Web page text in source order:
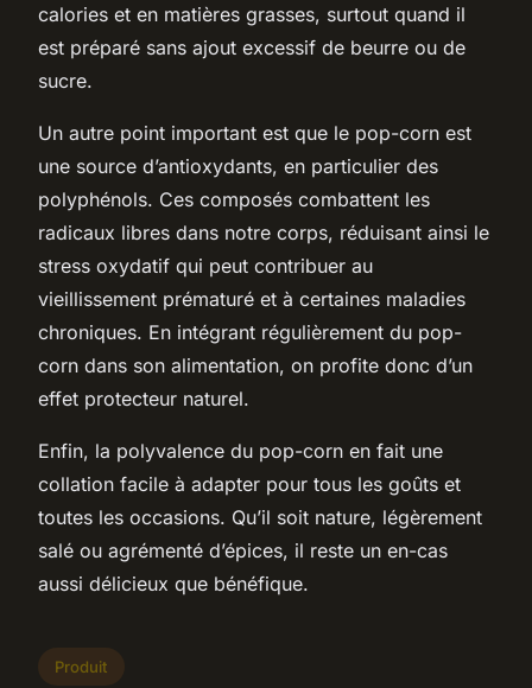
calories et en matières grasses, surtout quand il
est préparé sans ajout excessif de beurre ou de
sucre.
Un autre point important est que le pop-corn est
une source d’antioxydants, en particulier des
polyphénols. Ces composés combattent les
radicaux libres dans notre corps, réduisant ainsi le
stress oxydatif qui peut contribuer au
vieillissement prématuré et à certaines maladies
chroniques. En intégrant régulièrement du pop-
corn dans son alimentation, on profite donc d’un
effet protecteur naturel.
Enfin, la polyvalence du pop-corn en fait une
collation facile à adapter pour tous les goûts et
toutes les occasions. Qu’il soit nature, légèrement
salé ou agrémenté d’épices, il reste un en-cas
aussi délicieux que bénéfique.
Produit